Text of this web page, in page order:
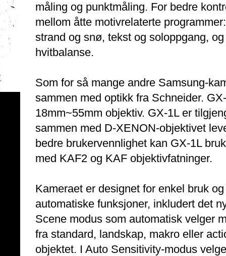
måling og punktmåling. For bedre
mellom åtte motivrelaterte
strand og snø, tekst og soloppgang,
hvitbalanse.
Som for så mange andre Samsung-
sammen med optikk fra Schneider.
18mm~55mm objektiv. GX-1L er
sammen med D-XENON-objektivet
bedre brukervennlighet kan GX-1L
med KAF2 og KAF objektivfatninger.
Kameraet er designet for enkel bruk
automatiske funksjoner, inkludert det
Scene modus som automatisk velger
fra standard, landskap, makro eller
objektet. I Auto Sensitivity-modus